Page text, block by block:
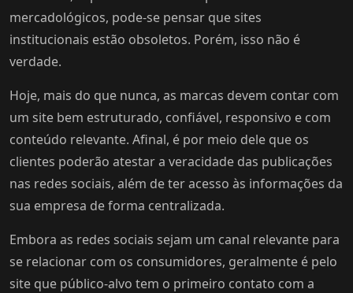
mercadológicos, pode-se pensar que sites
institucionais estão obsoletos. Porém, isso não é
verdade.
Hoje, mais do que nunca, as marcas devem contar com
um site bem estruturado, confiável, responsivo e com
conteúdo relevante. Afinal, é por meio dele que os
clientes poderão atestar a veracidade das publicações
nas redes sociais, além de ter acesso às informações da
sua empresa de forma centralizada.
Embora as redes sociais sejam um canal relevante para
se relacionar com os consumidores, geralmente é pelo
site que público-alvo tem o primeiro contato com a